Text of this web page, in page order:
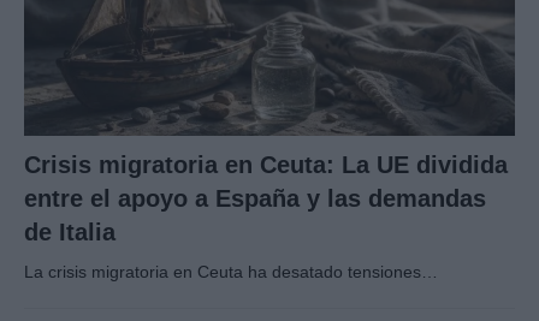
Crisis migratoria en Ceuta: La UE dividida
entre el apoyo a España y las demandas
de Italia
La crisis migratoria en Ceuta ha desatado tensiones…